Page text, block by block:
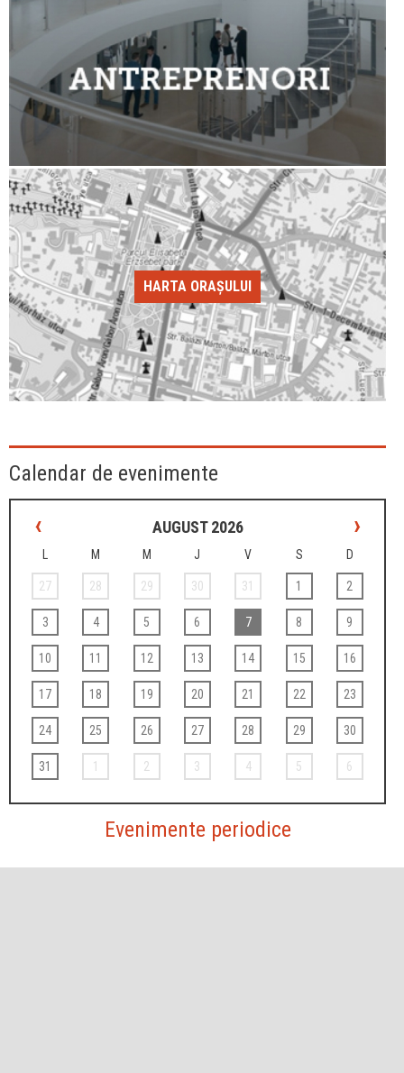
HARTA ORAȘULUI
Calendar de evenimente
‹ AUGUST 2026 ›
L M M J V S D
27 28 29 30 31 1 2
3 4 5 6 7 8 9
10 11 12 13 14 15 16
17 18 19 20 21 22 23
24 25 26 27 28 29 30
31 1 2 3 4 5 6
Evenimente periodice